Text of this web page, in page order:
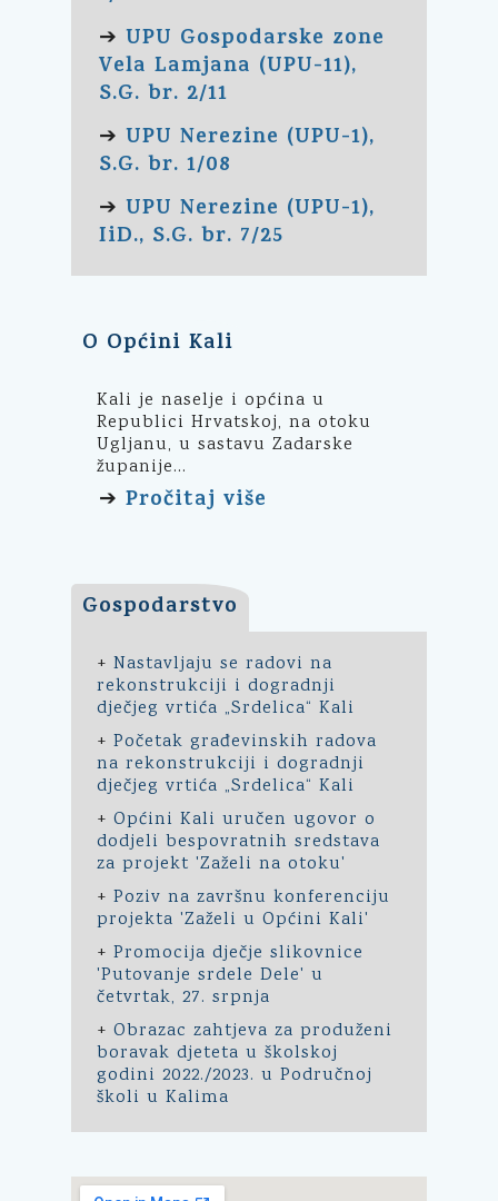
➔ UPU Gospodarske zone
Vela Lamjana (UPU-11),
S.G. br. 2/11
➔ UPU Nerezine (UPU-1),
S.G. br. 1/08
➔ UPU Nerezine (UPU-1),
IiD., S.G. br. 7/25
O Općini Kali
Kali je naselje i općina u
Republici Hrvatskoj, na otoku
Ugljanu, u sastavu Zadarske
županije...
➔ Pročitaj više
Gospodarstvo
+ Nastavljaju se radovi na
rekonstrukciji i dogradnji
dječjeg vrtića „Srdelica“ Kali
+ Početak građevinskih radova
na rekonstrukciji i dogradnji
dječjeg vrtića „Srdelica“ Kali
+ Općini Kali uručen ugovor o
dodjeli bespovratnih sredstava
za projekt 'Zaželi na otoku'
+ Poziv na završnu konferenciju
projekta 'Zaželi u Općini Kali'
+ Promocija dječje slikovnice
'Putovanje srdele Dele' u
četvrtak, 27. srpnja
+ Obrazac zahtjeva za produženi
boravak djeteta u školskoj
godini 2022./2023. u Područnoj
školi u Kalima